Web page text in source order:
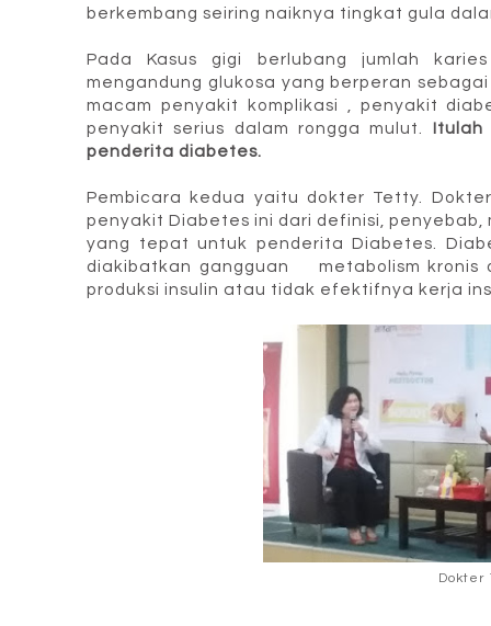
berkembang seiring naiknya tingkat gula
Pada Kasus gigi berlubang jumlah
mengandung glukosa yang berperan
macam penyakit komplikasi , penyakit
penyakit serius dalam rongga mulut. Itulah
penderita diabetes.
Pembicara kedua yaitu dokter Tetty.
penyakit Diabetes ini dari definisi,
yang tepat untuk penderita Diabetes.
diakibatkan gangguan metabolism kronis
produksi insulin atau tidak efektifnya kerja
Dokter